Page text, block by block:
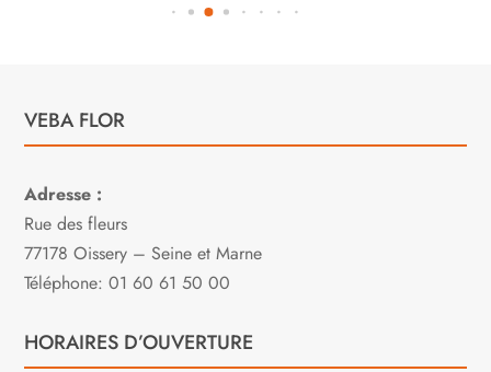
VEBA FLOR
Adresse :
Rue des fleurs
77178 Oissery – Seine et Marne
Téléphone: 01 60 61 50 00
HORAIRES D’OUVERTURE